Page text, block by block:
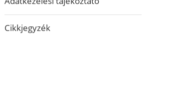
Cikkjegyzék